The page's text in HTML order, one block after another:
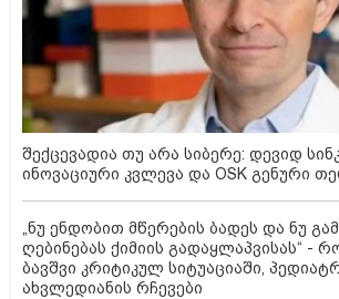
შექცევადია თუ არა სიბერე: დევიდ
ინოვაციური კვლევა და OSK გენური
„ნუ ენდობით მწერების ბადეს და ნუ
ღებინებას ქიმიის გადაყლაპვისას“ -
ბავშვი კრიტიკულ სიტუაციაში,
ახვლედიანის რჩევები